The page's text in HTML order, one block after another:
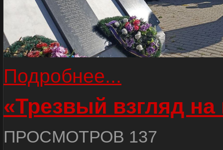
Подробнее...
«Трезвый взгляд на
ПРОСМОТРОВ 137